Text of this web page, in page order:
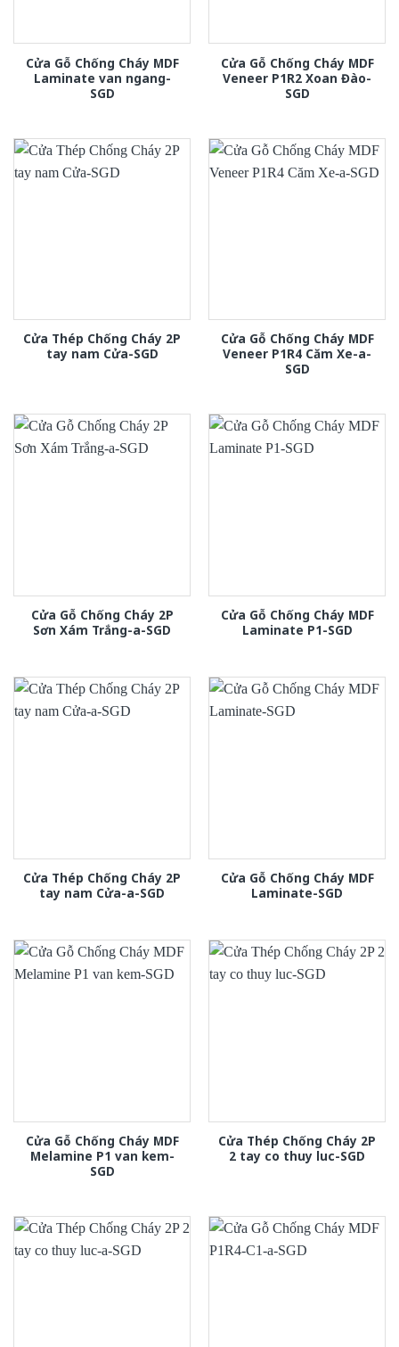
Cửa Gỗ Chống Cháy MDF
Laminate van ngang-
SGD
Cửa Gỗ Chống Cháy MDF
Veneer P1R2 Xoan Đào-
SGD
Cửa Thép Chống Cháy 2P
tay nam Cửa-SGD
Cửa Gỗ Chống Cháy MDF
Veneer P1R4 Căm Xe-a-
SGD
Cửa Gỗ Chống Cháy 2P
Sơn Xám Trắng-a-SGD
Cửa Gỗ Chống Cháy MDF
Laminate P1-SGD
Cửa Thép Chống Cháy 2P
tay nam Cửa-a-SGD
Cửa Gỗ Chống Cháy MDF
Laminate-SGD
Cửa Gỗ Chống Cháy MDF
Melamine P1 van kem-
SGD
Cửa Thép Chống Cháy 2P
2 tay co thuy luc-SGD